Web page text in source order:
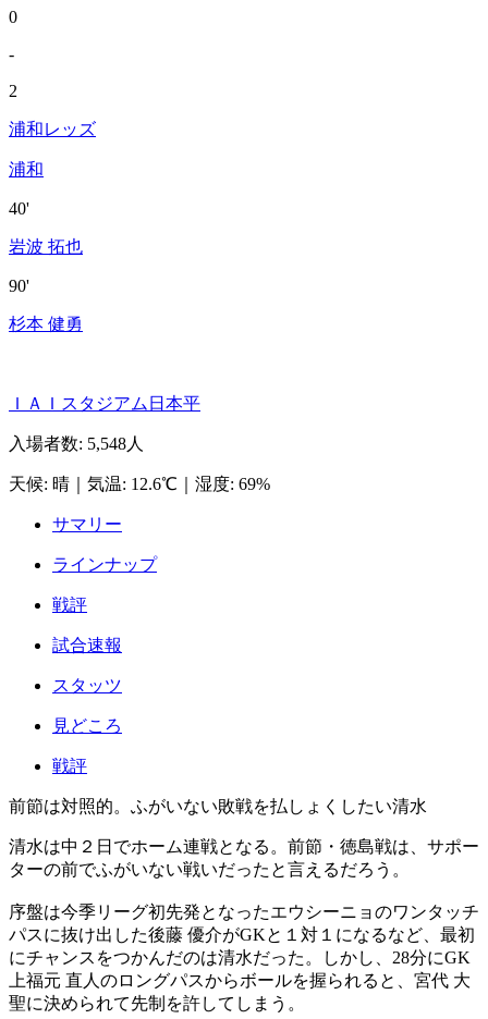
0
-
2
浦和レッズ
浦和
40'
岩波 拓也
90'
杉本 健勇
ＩＡＩスタジアム日本平
入場者数: 5,548人
天候: 晴 気温: 12.6℃ 湿度: 69%
サマリー
ラインナップ
戦評
試合速報
スタッツ
見どころ
戦評
前節は対照的。ふがいない敗戦を払しょくしたい清水
清水は中２日でホーム連戦となる。前節・徳島戦は、サポー
ターの前でふがいない戦いだったと言えるだろう。
序盤は今季リーグ初先発となったエウシーニョのワンタッチ
パスに抜け出した後藤 優介がGKと１対１になるなど、最初
にチャンスをつかんだのは清水だった。しかし、28分にGK
上福元 直人のロングパスからボールを握られると、宮代 大
聖に決められて先制を許してしまう。